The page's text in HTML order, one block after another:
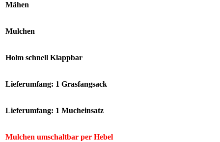
Mähen
Mulchen
Holm schnell Klappbar
Lieferumfang: 1 Grasfangsack
Lieferumfang: 1 Mucheinsatz
Mulchen umschaltbar per Hebel